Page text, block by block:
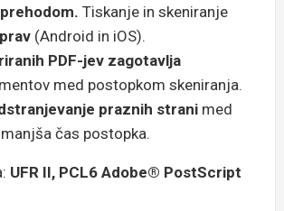
Tiskanje in skeniranje
(Android in iOS).
PDF-jev zagotavlja
med postopkom skeniranja.
praznih strani med
čas postopka.
UFR II, PCL6 Adobe® PostScript